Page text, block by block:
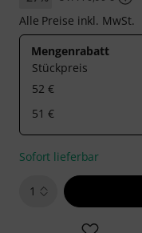
Alle Preise inkl. MwSt.
Mengenrabatt
Stückpreis
52 €
51 €
Sofort lieferbar
1